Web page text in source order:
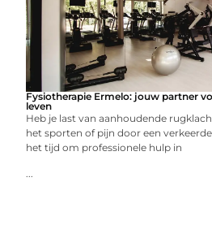
Fysiotherapie Ermelo: jouw partner
leven
Heb je last van aanhoudende
het sporten of pijn door een
het tijd om professionele hulp in
...